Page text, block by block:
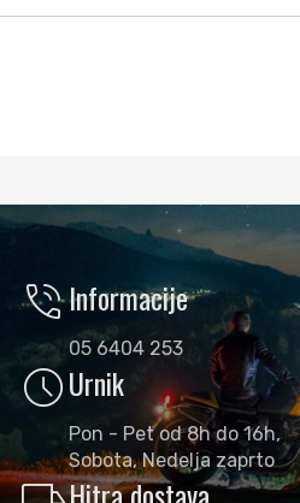
phone_in_talkInformacije
05 6404 253
scheduleUrnik
Pon - Pet od 8h do 16h,
Sobota, Nedelja zaprto